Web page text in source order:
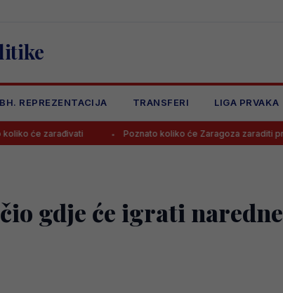
BH. REPREZENTACIJA TRANSFERI LIGA PRVAKA
Poznato koliko će Zaragoza zaraditi prodajom
gdje će igrati